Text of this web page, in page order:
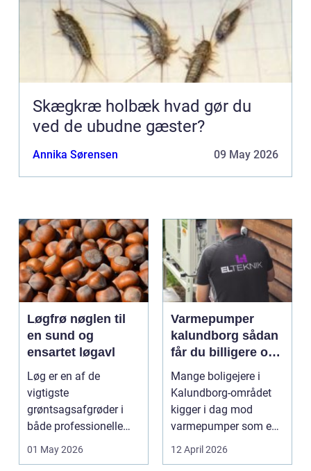
Skægkræ holbæk hvad gør du
ved de ubudne gæster?
Annika Sørensen 09 May 2026
Løgfrø nøglen til
en sund og
ensartet løgavl
Løg er en af de
vigtigste
grøntsagsafgrøder i
både professionelle
køkkenhaver og større
landbrugspro...
01 May 2026
Varmepumper
kalundborg sådan
får du billigere og
mere bæredygtig
varme
Mange boligejere i
Kalundborg-området
kigger i dag mod
varmepumper som en
vej til lavere
varmeregnin...
12 April 2026